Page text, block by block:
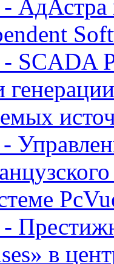
АдАстра
SCADA
в